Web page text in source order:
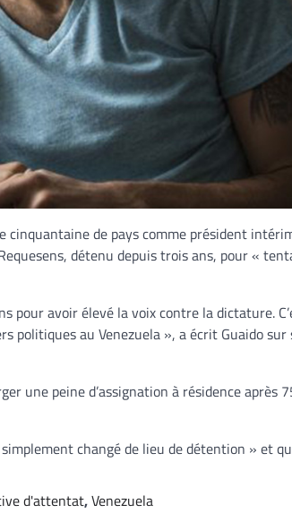
cinquantaine de pays comme président
détenu depuis trois ans, pour «
pour avoir élevé la voix contre la dictature.
politiques au Venezuela », a écrit Guaido sur
une peine d’assignation à résidence après
changé de lieu de détention » et
d'attentat,Venezuela